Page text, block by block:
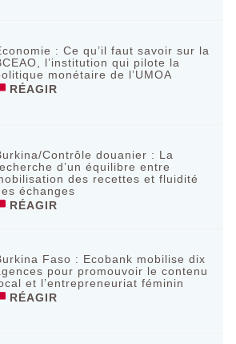
: Ce qu’il faut savoir sur la
l’institution qui pilote la
monétaire de l’UMOA
RÉAGIR
Contrôle douanier : La
d’un équilibre entre
des recettes et fluidité
échanges
RÉAGIR
Faso : Ecobank mobilise dix
pour promouvoir le contenu
et l’entrepreneuriat féminin
RÉAGIR